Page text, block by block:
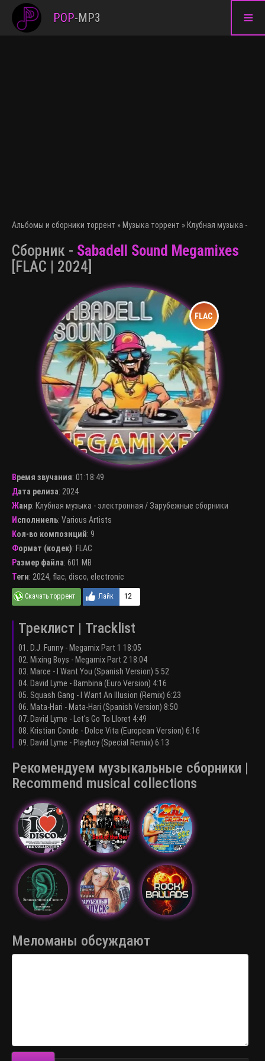
≡
POP-MP3
Альбомы и сборники торрент » Музыка торрент » Клубная музыка -
Сборник - Sabadell Sound Megamixes
[FLAC | 2024]
Время звучания: 01:18:49
Дата релиза: 2024
Жанр: Клубная музыка - электронная / Зарубежные сборники
Исполниель: Various Artists
Кол-во композиций: 9
Формат (кодек): FLAC
Размер файла: 601 MB
Теги: 2024, flac, disco, electronic
12
Треклист | Tracklist
01. D.J. Funny - Megamix Part 1 18:05
02. Mixing Boys - Megamix Part 2 18:04
03. Marce - I Want You (Spanish Version) 5:52
04. David Lyme - Bambina (Euro Version) 4:16
05. Squash Gang - I Want An Illusion (Remix) 6:23
06. Mata-Hari - Mata-Hari (Spanish Version) 8:50
07. David Lyme - Let's Go To Lloret 4:49
08. Kristian Conde - Dolce Vita (European Version) 6:16
09. David Lyme - Playboy (Special Remix) 6:13
Рекомендуем музыкальные сборники |
Recommend musical collections
Меломаны обсуждают